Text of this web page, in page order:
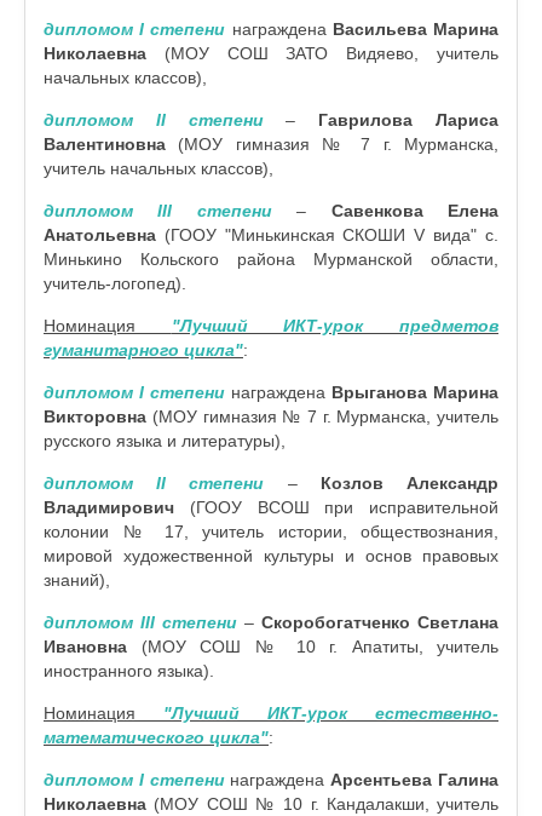
дипломом I степени награждена Васильева Марина
Николаевна (МОУ СОШ ЗАТО Видяево, учитель
начальных классов),
дипломом II степени– Гаврилова Лариса
Валентиновна (МОУ гимназия № 7 г. Мурманска,
учитель начальных классов),
дипломом III степени– Савенкова Елена
Анатольевна (ГООУ "Минькинская СКОШИ V вида" с.
Минькино Кольского района Мурманской области,
учитель-логопед).
Номинация "Лучший ИКТ-урок предметов
гуманитарного цикла":
дипломом I степени награждена Врыганова Марина
Викторовна (МОУ гимназия № 7 г. Мурманска, учитель
русского языка и литературы),
дипломом II степени – Козлов Александр
Владимирович (ГООУ ВСОШ при исправительной
колонии № 17, учитель истории, обществознания,
мировой художественной культуры и основ правовых
знаний),
дипломом III степени – Скоробогатченко Светлана
Ивановна (МОУ СОШ № 10 г. Апатиты, учитель
иностранного языка).
Номинация "Лучший ИКТ-урок естественно-
математического цикла":
дипломом I степенинагражденаАрсентьева Галина
Николаевна (МОУ СОШ № 10 г. Кандалакши, учитель